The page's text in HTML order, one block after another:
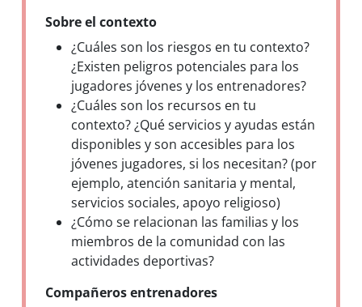
Sobre el contexto
¿Cuáles son los riesgos en tu contexto?
¿Existen peligros potenciales para los
jugadores jóvenes y los entrenadores?
¿Cuáles son los recursos en tu
contexto? ¿Qué servicios y ayudas están
disponibles y son accesibles para los
jóvenes jugadores, si los necesitan? (por
ejemplo, atención sanitaria y mental,
servicios sociales, apoyo religioso)
¿Cómo se relacionan las familias y los
miembros de la comunidad con las
actividades deportivas?
Compañeros entrenadores